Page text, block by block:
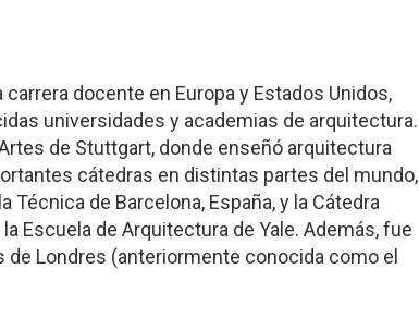
docente en Europa y Estados Unidos,
universidades y academias de arquitectura.
de Stuttgart, donde enseñó arquitectura
cátedras en distintas partes del mundo,
Técnica de Barcelona, España, y la Cátedra
Escuela de Arquitectura de Yale. Además, fue
Londres (anteriormente conocida como el